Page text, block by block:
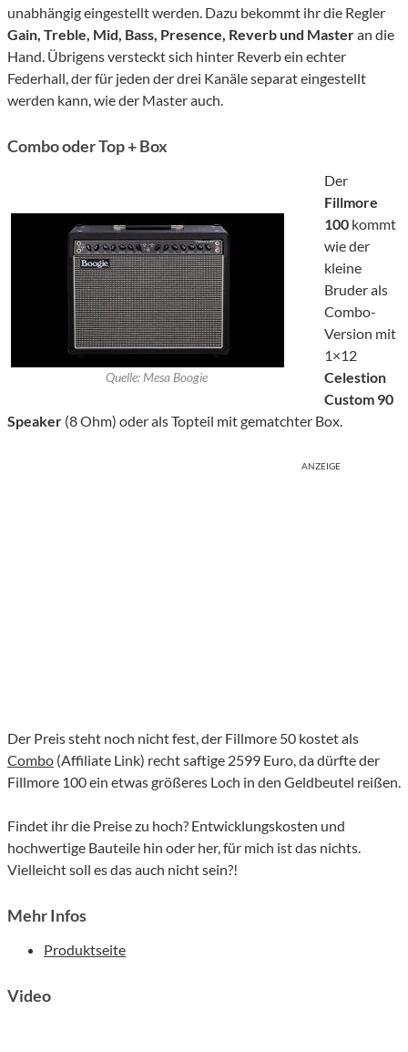
unabhängig eingestellt werden. Dazu bekommt ihr die Regler
Gain, Treble, Mid, Bass, Presence, Reverb und Masteran die
Hand. Übrigens versteckt sich hinter Reverb ein echter
Federhall, der für jeden der drei Kanäle separat eingestellt
werden kann, wie der Master auch.
Combo oder Top + Box
Quelle: Mesa Boogie
Der
Fillmore
100 kommt
wie der
kleine
Bruder als
Combo-
Version mit
1×12
Celestion
Custom 90
Speaker (8 Ohm) oder als Topteil mit gematchter Box.
ANZEIGE
Der Preis steht noch nicht fest, der Fillmore 50 kostet als
Combo (Affiliate Link) recht saftige 2599 Euro, da dürfte der
Fillmore 100 ein etwas größeres Loch in den Geldbeutel reißen.
Findet ihr die Preise zu hoch? Entwicklungskosten und
hochwertige Bauteile hin oder her, für mich ist das nichts.
Vielleicht soll es das auch nicht sein?!
Mehr Infos
Produktseite
Video